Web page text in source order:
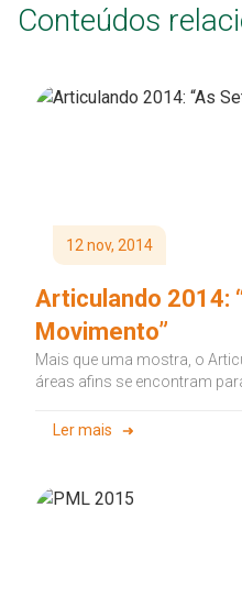
Conteúdos
12 nov, 2014
Articulando 2014:
Movimento”
Mais que uma mostra, o
áreas afins se encontram
Ler mais